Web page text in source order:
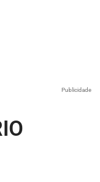
Publicidade